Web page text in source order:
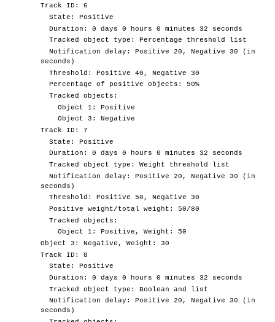
Track ID: 6
State: Positive
Duration: 0 days 0 hours 0 minutes 32 seconds
Tracked object type: Percentage threshold list
Notification delay: Positive 20, Negative 30 (in
seconds)
Threshold: Positive 40, Negative 30
Percentage of positive objects: 50%
Tracked objects:
Object 1: Positive
Object 3: Negative
Track ID: 7
State: Positive
Duration: 0 days 0 hours 0 minutes 32 seconds
Tracked object type: Weight threshold list
Notification delay: Positive 20, Negative 30 (in
seconds)
Threshold: Positive 50, Negative 30
Positive weight/total weight: 50/80
Tracked objects:
Object 1: Positive, Weight: 50
Object 3: Negative, Weight: 30
Track ID: 8
State: Positive
Duration: 0 days 0 hours 0 minutes 32 seconds
Tracked object type: Boolean and list
Notification delay: Positive 20, Negative 30 (in
seconds)